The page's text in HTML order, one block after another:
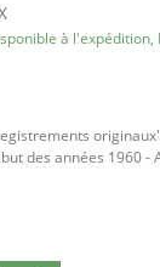
à
des années 1960 -